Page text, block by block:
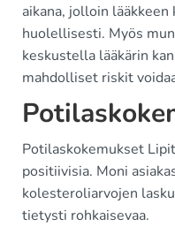
aikana, jolloin
huolellisesti. Myös
keskustella lääkärin
mahdolliset riskit
Potilaskokemukset
positiivisia. Moni
kolesteroliarvojen
tietysti rohkaisevaa.